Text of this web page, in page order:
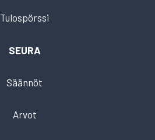
Tulospörssi
SEURA
Säännöt
Arvot